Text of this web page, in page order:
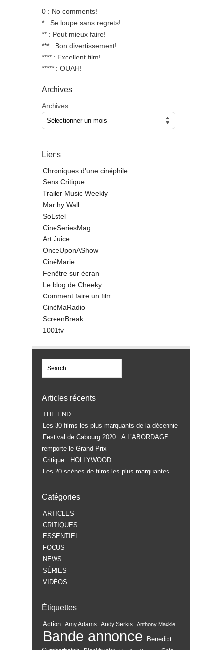
0 : No comments!
* : Se loupe sans regrets!
** : Peut mieux faire!
*** : Bon divertissement!
**** : Excellent film!
***** : OUAH!
Archives
Archives
Liens
Chroniques d'une cinéphile
Sens Critique
Trailer Music Weekly
Marthy Wall
SoLstel
CineSeriesMag
Art Juice
OnceUponAShow
CinéMarie
Fenêtre sur écran
Le blog de Cheeky
Comment faire un film
CinéMaRadio
ScreenBreak
1001tv
Articles récents
THE END
Les 30 films les plus marquants de la décennie
Festival de Cabourg 2020 : A L’ABORDAGE
remporte le Grand Prix
Critique : HOLLYWOOD
Les 20 scènes de films les plus marquantes
Catégories
ARTICLES
CRITIQUES
ESSENTIEL
FOCUS
NEWS
SÉRIES
VIDÉOS
Étiquettes
Action Amy Adams Andy Serkis Anthony Mackie
Bande annonce
Benedict